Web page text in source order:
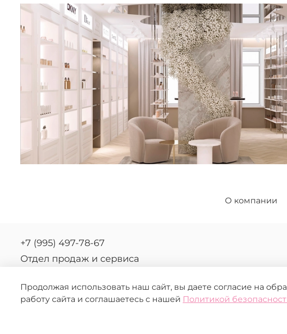
О компании
+7 (995) 497-78-67
Отдел продаж и сервиса
Продолжая использовать наш сайт, вы даете согласие на
работу сайта и соглашаетесь с нашей Политикой